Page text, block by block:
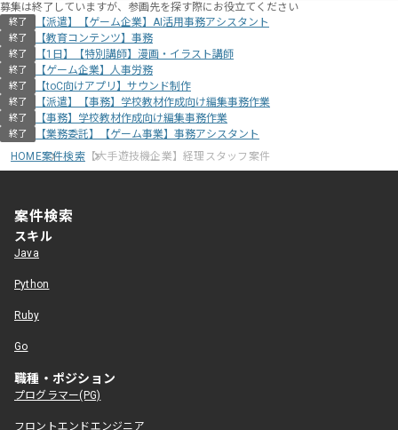
募集は終了していますが、参画先を探す際にお役立てください
終了 【派遣】【ゲーム企業】AI活用事務アシスタント
終了 【教育コンテンツ】事務
終了 【1日】【特別講師】漫画・イラスト講師
終了 【ゲーム企業】人事労務
終了 【toC向けアプリ】サウンド制作
終了 【派遣】【事務】学校教材作成向け編集事務作業
終了 【事務】学校教材作成向け編集事務作業
終了
【業務委託】【ゲーム事業】事務アシスタント
HOME案件検索【大手遊技機企業】経理スタッフ案件
案件検索
スキル
Java
Python
Ruby
Go
職種・ポジション
プログラマー(PG)
フロントエンドエンジニア